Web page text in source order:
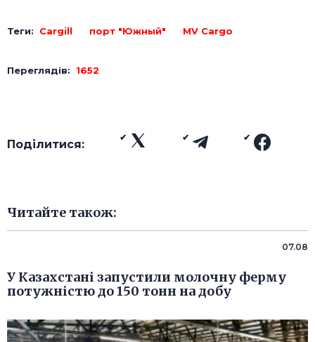
Теги: Cargill порт "Южный" MV Cargo
Переглядів: 1652
Поділитися:
Читайте також:
07.08
У Казахстані запустили молочну ферму
потужністю до 150 тонн на добу